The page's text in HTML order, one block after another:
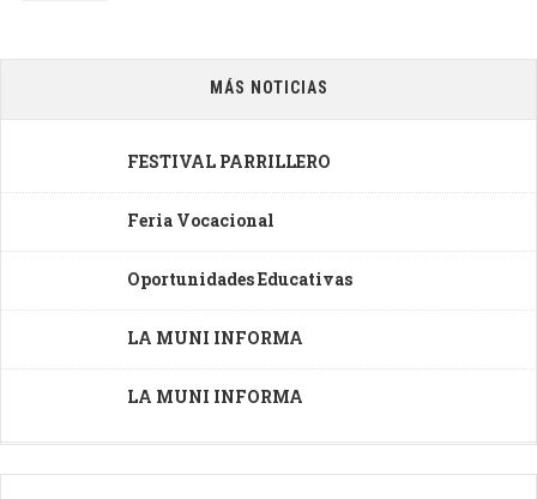
MÁS NOTICIAS
FESTIVAL PARRILLERO
Feria Vocacional
Oportunidades Educativas
LA MUNI INFORMA
LA MUNI INFORMA